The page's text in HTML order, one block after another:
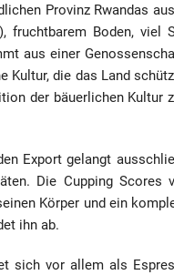
Provinz Rwandas
Boden, viel
aus einer
die das Land
der bäuerlichen Kultur
Export gelangt
Die Cupping Scores
Körper und ein
ihn ab.
sich vor allem als